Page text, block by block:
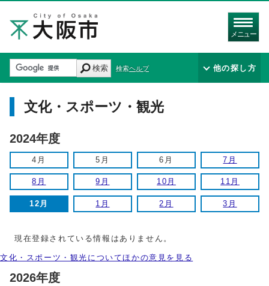
メニュー
検索 検索ヘルプ 他の探し方
文化・スポーツ・観光
2024年度
4月 5月 6月 7月
8月 9月 10月 11月
12月 1月 2月 3月
現在登録されている情報はありません。
文化・スポーツ・観光についてほかの意見を見る
2026年度